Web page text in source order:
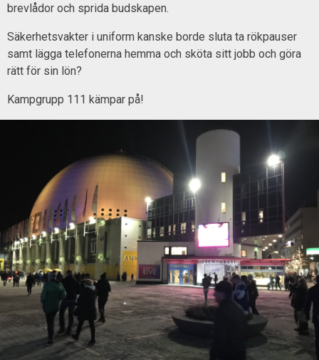
brevlådor och sprida budskapen.
Säkerhetsvakter i uniform kanske borde sluta ta rökpauser
samt lägga telefonerna hemma och sköta sitt jobb och göra
rätt för sin lön?
Kampgrupp 111 kämpar på!